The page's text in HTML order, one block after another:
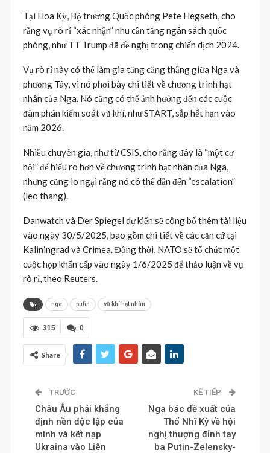
Tại Hoa Kỳ, Bộ trưởng Quốc phòng Pete Hegseth, cho
rằng vụ rò rỉ “xác nhận” nhu cần tăng ngân sách quốc
phòng, như TT Trump đã đề nghị trong chiến dịch 2024.
Vụ rò rỉ này có thể làm gia tăng căng thẳng giữa Nga và
phương Tây, vì nó phơi bày chi tiết về chương trình hạt
nhân của Nga. Nó cũng có thể ảnh hưởng đến các cuộc
đàm phán kiểm soát vũ khí, như START, sắp hết hạn vào
năm 2026.
Nhiều chuyên gia, như từ CSIS, cho rằng đây là “một cơ
hội” để hiểu rõ hơn về chương trình hạt nhân của Nga,
nhưng cũng lo ngại rằng nó có thể dẫn đến “escalation”
(leo thang).
Danwatch và Der Spiegel dự kiến sẽ công bố thêm tài liệu
vào ngày 30/5/2025, bao gồm chi tiết về các căn cứ tại
Kaliningrad và Crimea. Đồng thời, NATO sẽ tổ chức một
cuộc họp khẩn cấp vào ngày 1/6/2025 để thảo luận về vụ
rò rỉ, theo Reuters.
nga putin vũ khí hạt nhân
0
315
Share
TRƯỚC
Châu Âu phải khẳng
định nền độc lập của
mình và kết nạp
Ukraina vào Liên
KẾ TIẾP
Nga bác đề xuất của
Thổ Nhĩ Kỳ về hội
nghị thượng đỉnh tay
ba Putin-Zelensky-